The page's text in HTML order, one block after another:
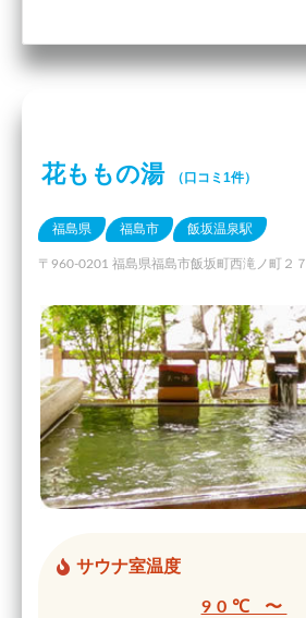
花ももの湯 （口コミ1件）
福島県 福島市 飯坂温泉駅
〒960-0201 福島県福島市飯坂町西滝ノ町２７
サウナ室温度
90℃ 〜